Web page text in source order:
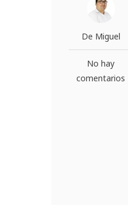
De Miguel
No hay
comentarios